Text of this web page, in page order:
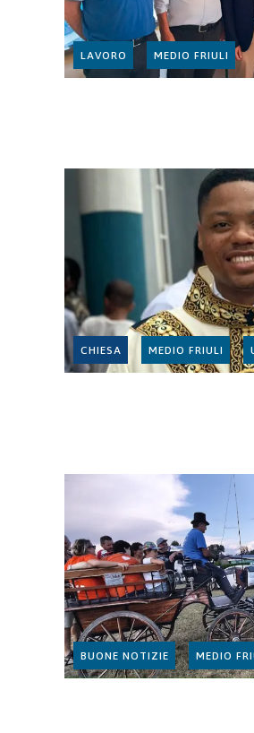
LAVORO MEDIO FRIULI
CHIESA MEDIO FRIULI
BUONE NOTIZIE MEDIO